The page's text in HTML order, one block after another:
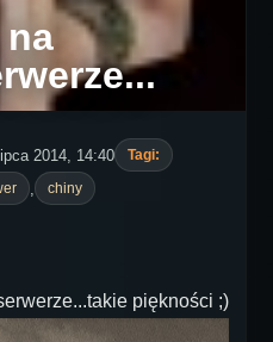
na
2014, 14:40
Tagi:
chiny
piękności ;)